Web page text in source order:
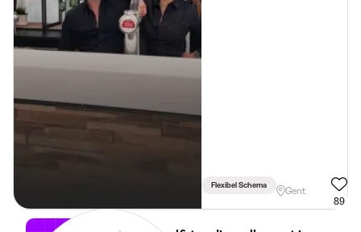
Flexibel Schema
Gent
89